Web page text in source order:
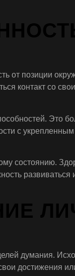
от позиции
контакт со
Это
с
состоянию.
развиваться
думания.
достижения